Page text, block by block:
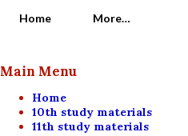
Home
More…
Main Menu
Home
10th study materials
11th study materials